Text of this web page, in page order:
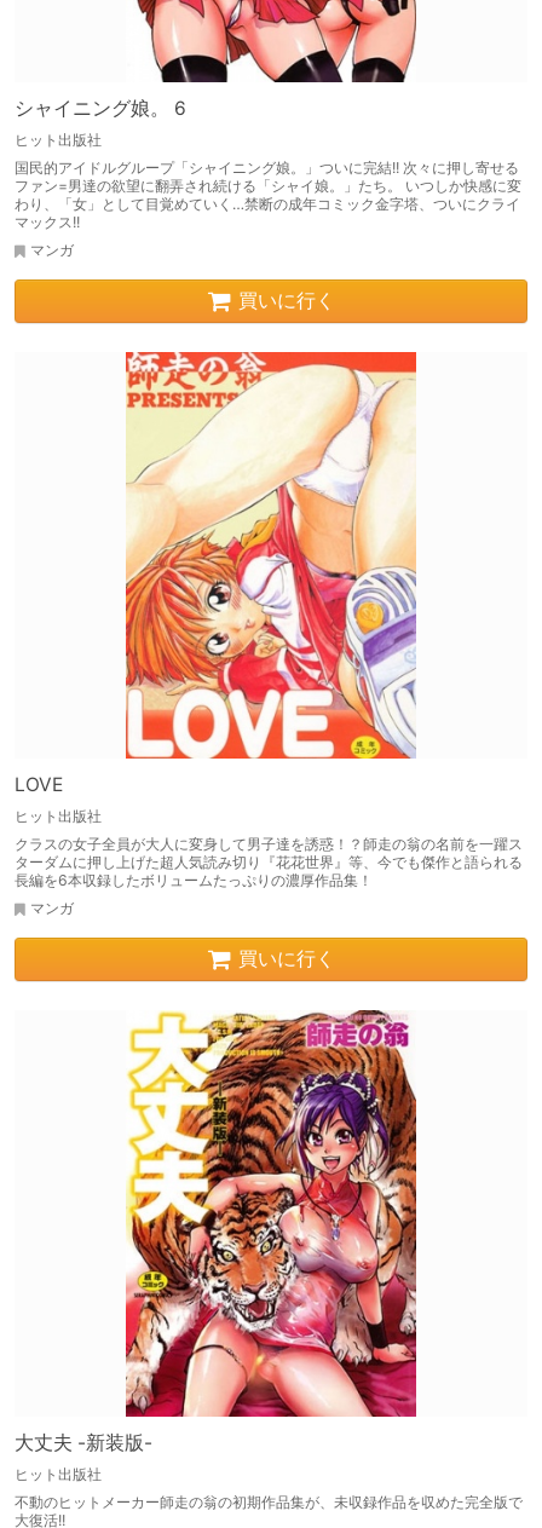
シャイニング娘。 6
ヒット出版社
国民的アイドルグループ「シャイニング娘。」ついに完結!! 次々に押し寄せる
ファン=男達の欲望に翻弄され続ける「シャイ娘。」たち。 いつしか快感に変
わり、「女」として目覚めていく…禁断の成年コミック金字塔、ついにクライ
マックス!!
マンガ
買いに行く
LOVE
ヒット出版社
クラスの女子全員が大人に変身して男子達を誘惑！？師走の翁の名前を一躍ス
ターダムに押し上げた超人気読み切り『花花世界』等、今でも傑作と語られる
長編を6本収録したボリュームたっぷりの濃厚作品集！
マンガ
買いに行く
大丈夫 -新装版-
ヒット出版社
不動のヒットメーカー師走の翁の初期作品集が、未収録作品を収めた完全版で
大復活!!